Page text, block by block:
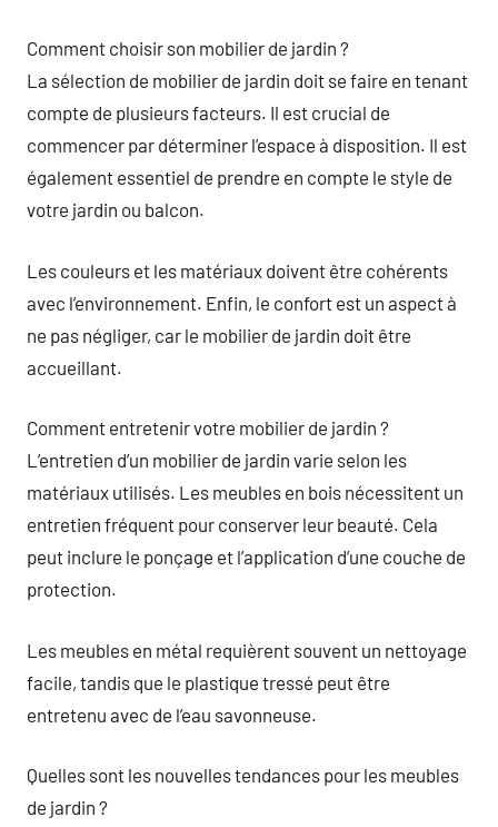
Comment choisir son mobilier de jardin ?
La sélection de mobilier de jardin doit se faire en tenant
compte de plusieurs facteurs. Il est crucial de
commencer par déterminer l’espace à disposition. Il est
également essentiel de prendre en compte le style de
votre jardin ou balcon.
Les couleurs et les matériaux doivent être cohérents
avec l’environnement. Enfin, le confort est un aspect à
ne pas négliger, car le mobilier de jardin doit être
accueillant.
Comment entretenir votre mobilier de jardin ?
L’entretien d’un mobilier de jardin varie selon les
matériaux utilisés. Les meubles en bois nécessitent un
entretien fréquent pour conserver leur beauté. Cela
peut inclure le ponçage et l’application d’une couche de
protection.
Les meubles en métal requièrent souvent un nettoyage
facile, tandis que le plastique tressé peut être
entretenu avec de l’eau savonneuse.
Quelles sont les nouvelles tendances pour les meubles
de jardin ?